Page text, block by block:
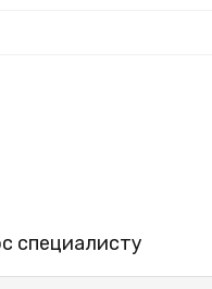
специалисту